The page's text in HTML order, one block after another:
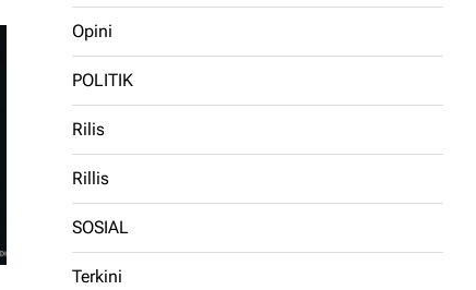
Opini
POLITIK
Rilis
Rillis
SOSIAL
Terkini